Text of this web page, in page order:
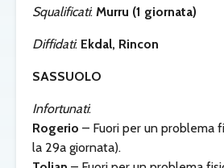
Squalificati: Murru (1 giornata)
Diffidati: Ekdal, Rincon
SASSUOLO
Infortunati:
Rogerio – Fuori per un problema
la 29a giornata).